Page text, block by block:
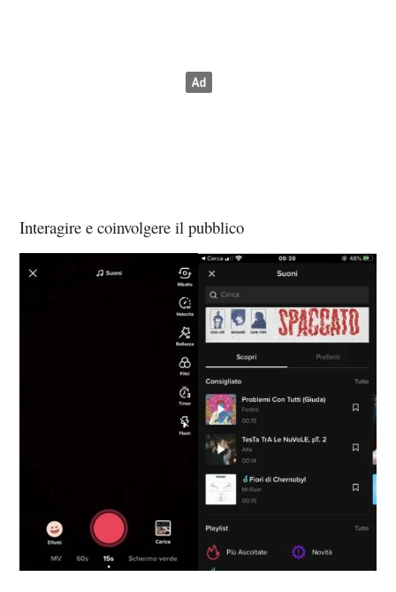
Interagire e coinvolgere il pubblico